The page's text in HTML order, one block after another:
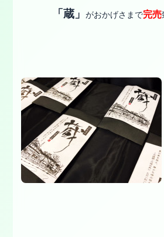
「蔵」 がおかげさまで完売